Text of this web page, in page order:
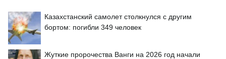
Казахстанский самолет столкнулся с другим
бортом: погибли 349 человек
Жуткие пророчества Ванги на 2026 год начали